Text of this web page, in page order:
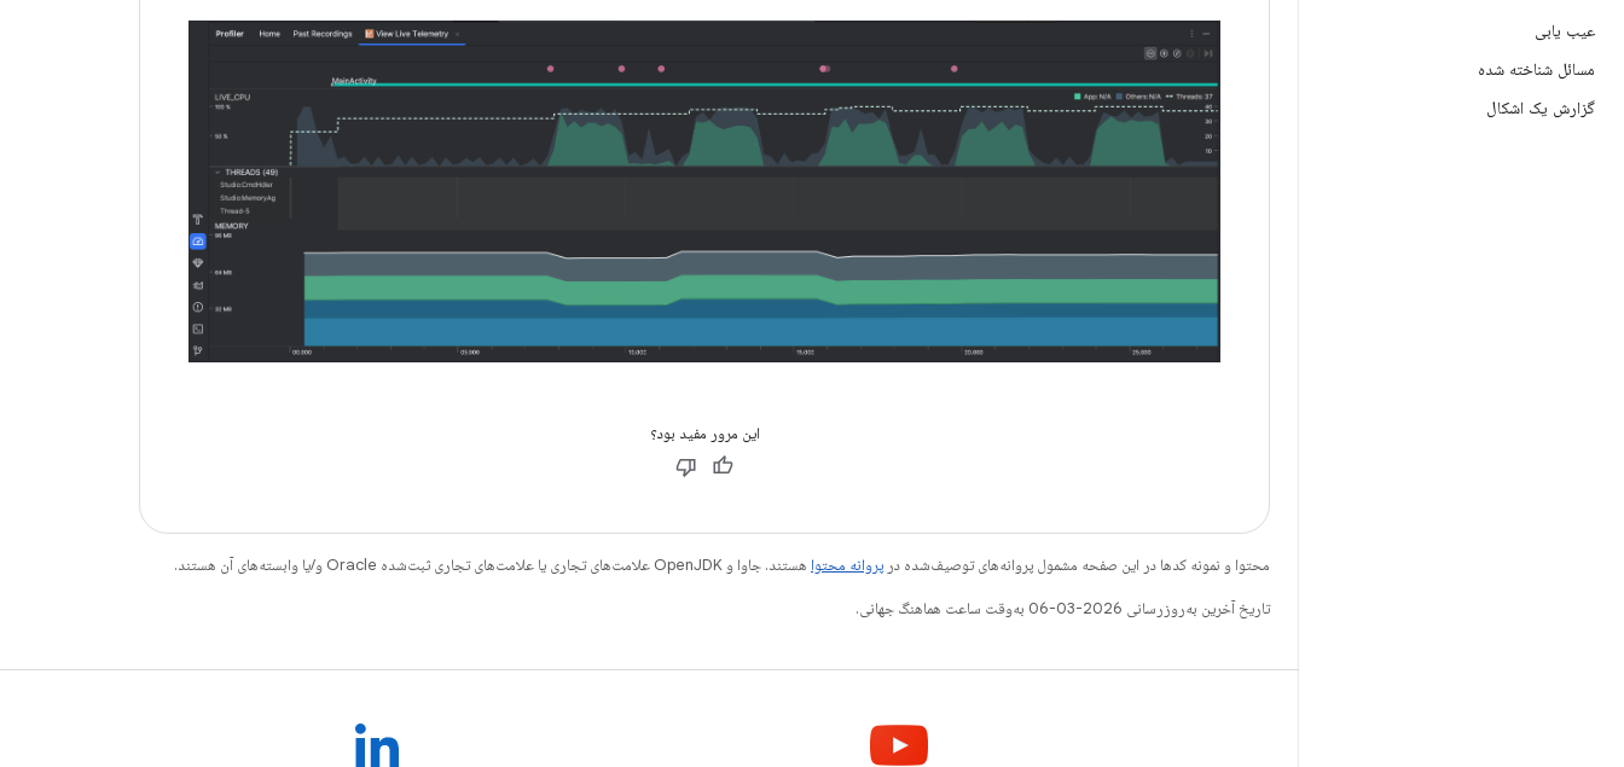
عیب یابی
مسائل شناخته شده
گزارش یک اشکال
این مرور مفید بود؟
محتوا و نمونه کدها در این صفحه مشمول پروانه‌های توصیف‌شده در پروانه محتوا هستند. جاوا و OpenJDK علامت‌های تجاری یا علامت‌های تجاری ثبت‌شده Oracle و/یا وابسته‌های آن هستند.
تاریخ آخرین به‌روزرسانی 2026-03-06 به‌وقت ساعت هماهنگ جهانی.